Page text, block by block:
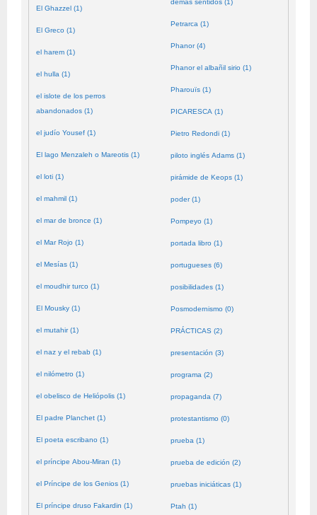
El Ghazzel (1)
El Greco (1)
el harem (1)
el hulla (1)
el islote de los perros
abandonados (1)
el judío Yousef (1)
El lago Menzaleh o Mareotis (1)
el loti (1)
el mahmil (1)
el mar de bronce (1)
el Mar Rojo (1)
el Mesías (1)
el moudhir turco (1)
El Mousky (1)
el mutahir (1)
el naz y el rebab (1)
el nilómetro (1)
el obelisco de Heliópolis (1)
El padre Planchet (1)
El poeta escribano (1)
el príncipe Abou-Miran (1)
el Príncipe de los Genios (1)
El príncipe druso Fakardin (1)
demás sentidos (1)
Petrarca (1)
Phanor (4)
Phanor el albañil sirio (1)
Pharouïs (1)
PICARESCA (1)
Pietro Redondi (1)
piloto inglés Adams (1)
pirámide de Keops (1)
poder (1)
Pompeyo (1)
portada libro (1)
portugueses (6)
posibilidades (1)
Posmodernismo (0)
PRÁCTICAS (2)
presentación (3)
programa (2)
propaganda (7)
protestantismo (0)
prueba (1)
prueba de edición (2)
pruebas iniciáticas (1)
Ptah (1)